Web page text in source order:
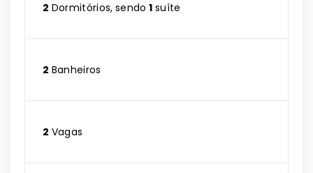
2 Dormitórios, sendo1 suíte
2 Banheiros
2 Vagas